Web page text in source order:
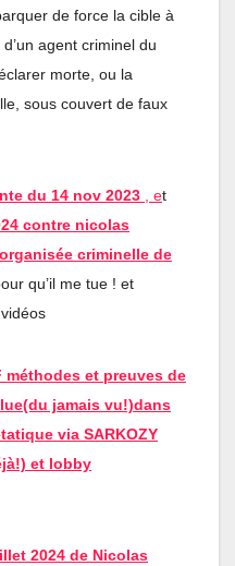
de force la cible à
agent criminel du
morte, ou la
sous couvert de faux
du 14 nov 2023 , et
contre nicolas
criminelle de
qu’il me tue ! et
méthodes et preuves de
jamais vu!)dans
via SARKOZY
et lobby
2024 de Nicolas